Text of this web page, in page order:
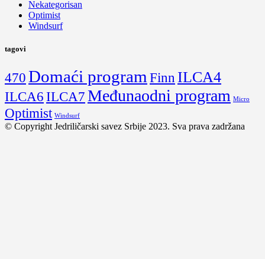
Nekategorisan
Optimist
Windsurf
tagovi
470Domaći program Finn ILCA4
ILCA6ILCA7Međunaodni program Micro
Optimist Windsurf
© Copyright Jedriličarski savez Srbije 2023. Sva prava zadržana